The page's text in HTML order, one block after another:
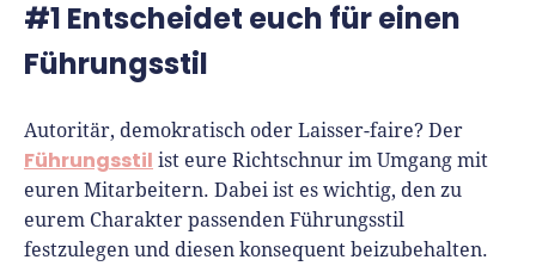
Weitere Tools & Vorlagen
Vergleiche
Steuerberatung
Deals
#1 Entscheidet euch für einen
Führungsstil
Autoritär, demokratisch oder Laisser-faire? Der
Führungsstil ist eure Richtschnur im Umgang mit
euren Mitarbeitern. Dabei ist es wichtig, den zu
eurem Charakter passenden Führungsstil
festzulegen und diesen konsequent beizubehalten.